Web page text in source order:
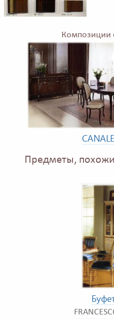
Композиции
Предметы,